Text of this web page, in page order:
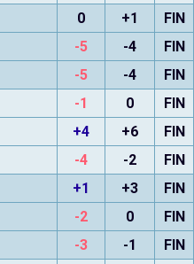
0 +1
FIN
-5 -4
FIN
-5 -4 FIN
-1 0
FIN
+4 +6
FIN
-4 -2 FIN
+1 +3
FIN
-2 0
FIN
-3 -1 FIN